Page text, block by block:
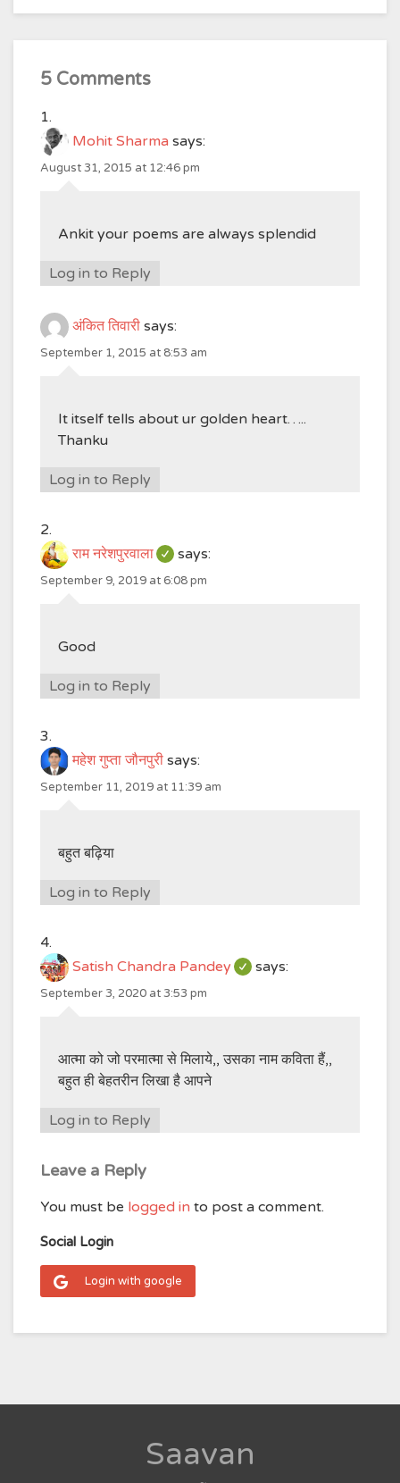
5 Comments
Mohit Sharma says:
August 31, 2015 at 12:46 pm
Ankit your poems are always splendid
Log in to Reply
अंकित तिवारी says:
September 1, 2015 at 8:53 am
It itself tells about ur golden heart…..
Thanku
Log in to Reply
राम नरेशपुरवाला says:
September 9, 2019 at 6:08 pm
Good
Log in to Reply
महेश गुप्ता जौनपुरी says:
September 11, 2019 at 11:39 am
बहुत बढ़िया
Log in to Reply
Satish Chandra Pandey says:
September 3, 2020 at 3:53 pm
आत्मा को जो परमात्मा से मिलाये,, उसका नाम कविता हैं,,
बहुत ही बेहतरीन लिखा है आपने
Log in to Reply
Leave a Reply
You must be logged in to post a comment.
Social Login
Login with google
Saavan